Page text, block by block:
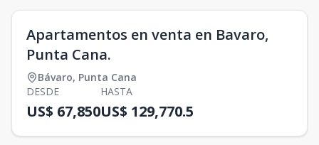
Apartamentos en venta en Bavaro,
Punta Cana.
Bávaro, Punta Cana
DESDE
US$ 67,850
HASTA
US$ 129,770.5